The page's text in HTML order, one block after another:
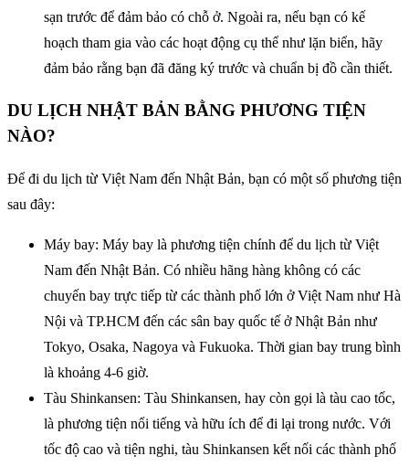
sạn trước để đảm bảo có chỗ ở. Ngoài ra, nếu bạn có kế
hoạch tham gia vào các hoạt động cụ thể như lặn biển, hãy
đảm bảo rằng bạn đã đăng ký trước và chuẩn bị đồ cần thiết.
DU LỊCH NHẬT BẢN BẰNG PHƯƠNG TIỆN
NÀO?
Để đi du lịch từ Việt Nam đến Nhật Bản, bạn có một số phương tiện
sau đây:
Máy bay: Máy bay là phương tiện chính để du lịch từ Việt
Nam đến Nhật Bản. Có nhiều hãng hàng không có các
chuyến bay trực tiếp từ các thành phố lớn ở Việt Nam như Hà
Nội và TP.HCM đến các sân bay quốc tế ở Nhật Bản như
Tokyo, Osaka, Nagoya và Fukuoka. Thời gian bay trung bình
là khoảng 4-6 giờ.
Tàu Shinkansen: Tàu Shinkansen, hay còn gọi là tàu cao tốc,
là phương tiện nổi tiếng và hữu ích để đi lại trong nước. Với
tốc độ cao và tiện nghi, tàu Shinkansen kết nối các thành phố